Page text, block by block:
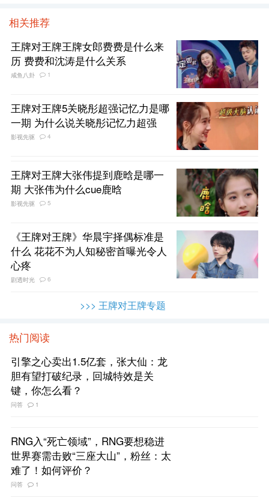
相关推荐
王牌对王牌王牌女郎费费是什么来
历 费费和沈涛是什么关系
咸鱼八卦 1
王牌对王牌5关晓彤超强记忆力是哪
一期 为什么说关晓彤记忆力超强
影视先驱 4
王牌对王牌大张伟提到鹿晗是哪一
期 大张伟为什么cue鹿晗
影视先驱 5
《王牌对王牌》华晨宇择偶标准是
什么 花花不为人知秘密首曝光令人
心疼
剧透时光 6
>>> 王牌对王牌专题
热门阅读
引擎之心卖出1.5亿套，张大仙：龙
胆有望打破纪录，回城特效是关
键，你怎么看？
问答 1
RNG入“死亡领域”，RNG要想稳进
世界赛需击败“三座大山”，粉丝：太
难了！如何评价？
问答 1